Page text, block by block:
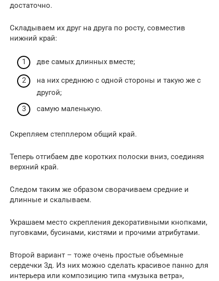
достаточно.
Складываем их друг на друга по росту, совместив
нижний край:
две самых длинных вместе;
на них среднюю с одной стороны и такую же с
другой;
самую маленькую.
Скрепляем степплером общий край.
Теперь отгибаем две коротких полоски вниз, соединяя
верхний край.
Следом таким же образом сворачиваем средние и
длинные и скалываем.
Украшаем место скрепления декоративными кнопками,
пуговками, бусинами, кистями и прочими атрибутами.
Второй вариант – тоже очень простые объемные
сердечки 3д. Из них можно сделать красивое панно для
интерьера или композицию типа «музыка ветра»,